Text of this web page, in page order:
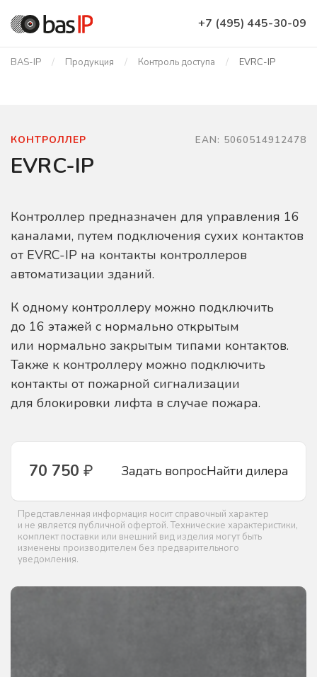
+7 (495) 445-30-09
BAS-IP Продукция Контроль доступа EVRC-IP
КОНТРОЛЛЕР EAN: 5060514912478
EVRC-IP
Контроллер предназначен для управления 16
каналами, путем подключения сухих контактов
от EVRC-IP на контакты контроллеров
автоматизации зданий.
К одному контроллеру можно подключить
до 16 этажей с нормально открытым
или нормально закрытым типами контактов.
Также к контроллеру можно подключить
контакты от пожарной сигнализации
для блокировки лифта в случае пожара.
70 750 ₽ Задать вопросНайти дилера
Представленная информация носит справочный характер
и не является публичной офертой. Технические характеристики,
комплект поставки или внешний вид изделия могут быть
изменены производителем без предварительного
уведомления.